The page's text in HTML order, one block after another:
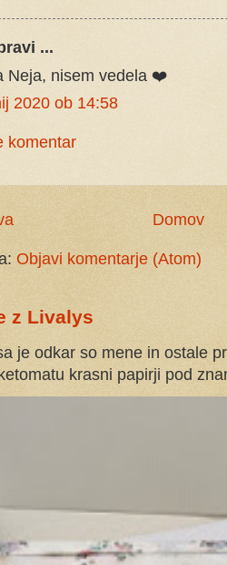
...
Neja, nisem vedela ❤️
2020 ob 14:58
komentar
Domov
Objavi komentarje (Atom)
z Livalys
je odkar so mene in ostale
krasni papirji pod